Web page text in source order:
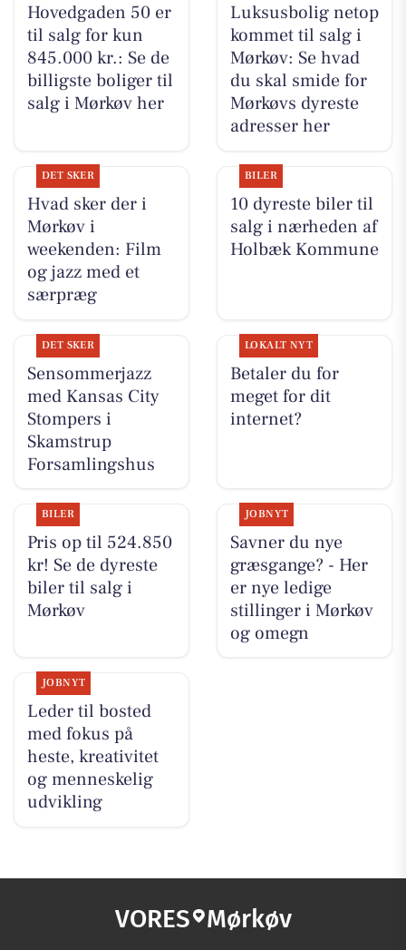
Hovedgaden 50 er
til salg for kun
845.000 kr.: Se de
billigste boliger til
salg i Mørkøv her
Luksusbolig netop
kommet til salg i
Mørkøv: Se hvad
du skal smide for
Mørkøvs dyreste
adresser her
DET SKER
Hvad sker der i
Mørkøv i
weekenden: Film
og jazz med et
særpræg
BILER
10 dyreste biler til
salg i nærheden af
Holbæk Kommune
DET SKER
Sensommerjazz
med Kansas City
Stompers i
Skamstrup
Forsamlingshus
LOKALT NYT
Betaler du for
meget for dit
internet?
BILER
Pris op til 524.850
kr! Se de dyreste
biler til salg i
Mørkøv
JOBNYT
Savner du nye
græsgange? - Her
er nye ledige
stillinger i Mørkøv
og omegn
JOBNYT
Leder til bosted
med fokus på
heste, kreativitet
og menneskelig
udvikling
VORES Mørkøv